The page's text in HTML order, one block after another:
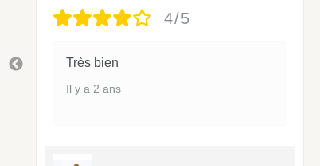
4/5
Très bien
Il y a 2 ans